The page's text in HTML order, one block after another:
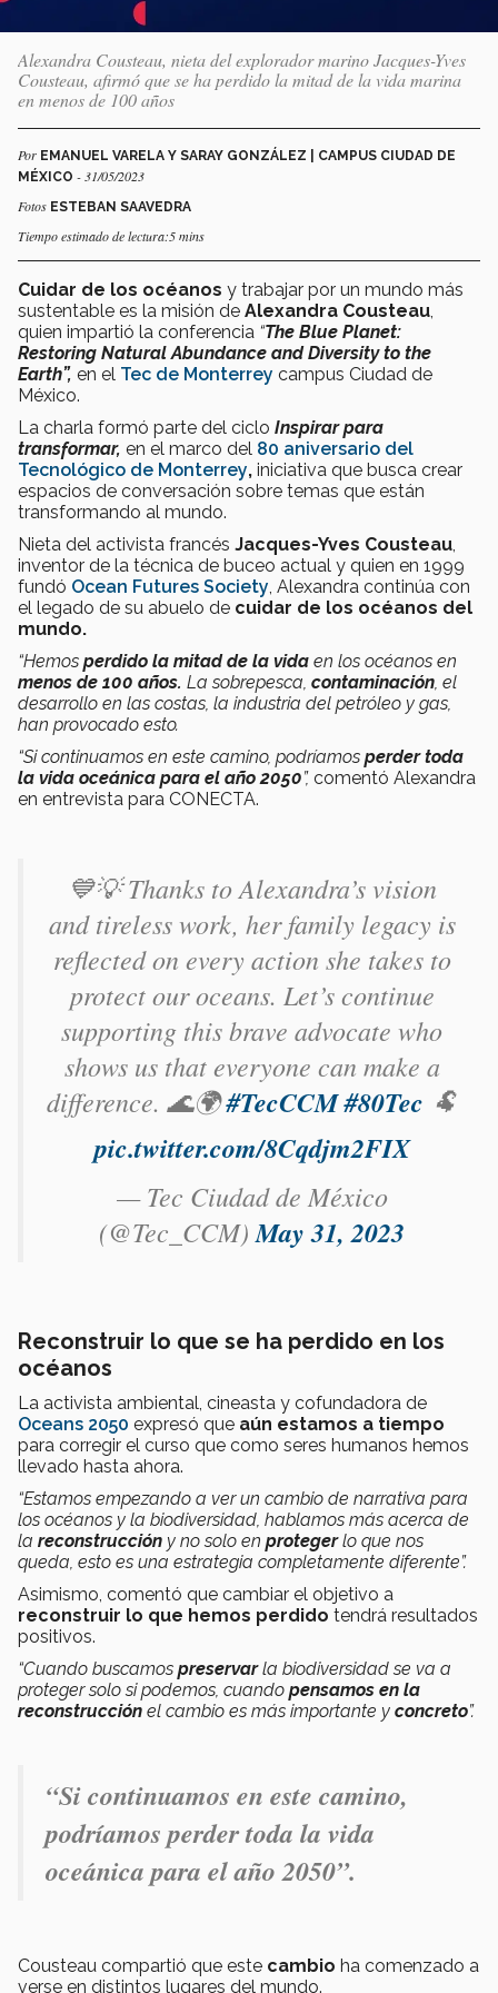
Alexandra Cousteau, nieta del explorador marino Jacques-Yves
Cousteau, afirmó que se ha perdido la mitad de la vida marina
en menos de 100 años
Por EMANUEL VARELA Y SARAY GONZÁLEZ | CAMPUS CIUDAD DE
MÉXICO - 31/05/2023
Fotos ESTEBAN SAAVEDRA
Tiempo estimado de lectura:5 mins
Cuidar de los océanos y trabajar por un mundo más
sustentable es la misión de Alexandra Cousteau
quien impartió la conferencia “The Blue Planet:
Restoring Natural Abundance and Diversity to the
Earth”, en el Tec de Monterrey campus Ciudad de
México.
La charla formó parte del ciclo Inspirar para
transformar, en el marco del 80 aniversario del
Tecnológico de Monterrey, iniciativa que busca crear
espacios de conversación sobre temas que están
transformando al mundo.
Nieta del activista francés Jacques-Yves Cousteau
inventor de la técnica de buceo actual y quien en 1999
fundó Ocean Futures Society , Alexandra continúa con
el legado de su abuelo de cuidar de los océanos del
mundo.
“Hemos perdido la mitad de la vida en los océanos en
menos de 100 años. La sobrepesca, contaminación , el
desarrollo en las costas, la industria del petróleo y gas,
han provocado esto.
“Si continuamos en este camino, podríamos perder toda
la vida oceánica para el año 2050”, comentó Alexandra
en entrevista para CONECTA.
💙💡 Thanks to Alexandra’s vision
and tireless work, her family legacy is
reflected on every action she takes to
protect our oceans. Let’s continue
supporting this brave advocate who
shows us that everyone can make a
difference. 🌊🌍#TecCCM#80Tec 🐏
pic.twitter.com/8Cqdjm2FIX
— Tec Ciudad de México
(@Tec_CCM) May 31, 2023
Reconstruir lo que se ha perdido en los
océanos
La activista ambiental, cineasta y cofundadora de
Oceans 2050 expresó que aún estamos a tiempo
para corregir el curso que como seres humanos hemos
llevado hasta ahora.
“Estamos empezando a ver un cambio de narrativa para
los océanos y la biodiversidad, hablamos más acerca de
la reconstrucción y no solo en protegerlo que nos
queda, esto es una estrategia completamente diferente”.
Asimismo, comentó que cambiar el objetivo a
reconstruir lo que hemos perdido tendrá resultados
positivos.
“Cuando buscamos preservarla biodiversidad se va a
proteger solo si podemos, cuando pensamos en la
reconstrucción el cambio es más importante y concreto”.
“Si continuamos en este camino,
podríamos perder toda la vida
oceánica para el año 2050”.
Cousteau compartió que este cambio ha comenzado a
verse en distintos lugares del mundo.